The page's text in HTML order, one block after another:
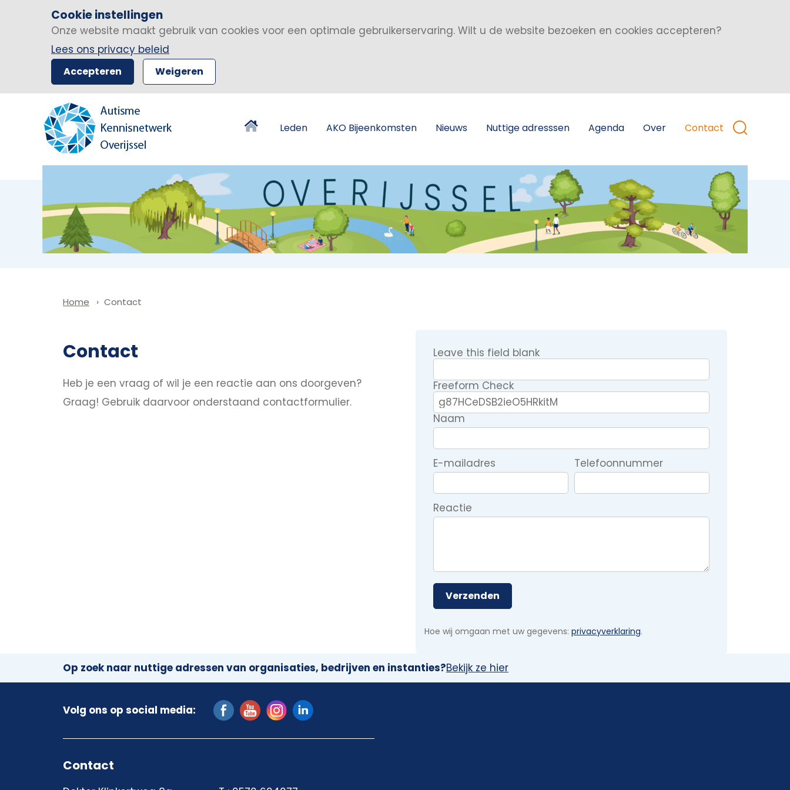
Cookie instellingen
Onze website maakt gebruik van cookies voor een optimale gebruikerservaring. Wilt u de website bezoeken en cookies accepteren?
Lees ons privacy beleid
Accepteren Weigeren
Leden AKO Bijeenkomsten Nieuws Nuttige adresssen Agenda Over Contact
Home Contact
Contact
Heb je een vraag of wil je een reactie aan ons doorgeven?
Graag! Gebruik daarvoor onderstaand contactformulier.
Leave this field blank
Freeform Check
Naam
E-mailadres Telefoonnummer
Reactie
Verzenden
Hoe wij omgaan met uw gegevens: privacyverklaring.
Op zoek naar nuttige adressen van organisaties, bedrijven en instanties?Bekijk ze hier
Volg ons op social media:
Contact